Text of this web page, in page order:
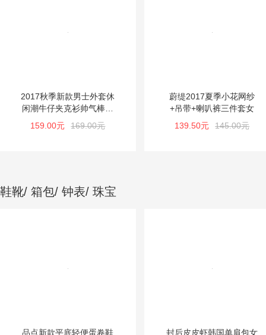
2017秋季新款男士外套休
闲潮牛仔夹克衫帅气棒球
服学生韩版
159.00元 169.00元
蔚缇2017夏季小花网纱
+吊带+喇叭裤三件套女
139.50元
145.00元
鞋靴/ 箱包/ 钟表/ 珠宝
品点新款平底轻便蛋卷鞋 封后皮皮虾韩国单肩包女